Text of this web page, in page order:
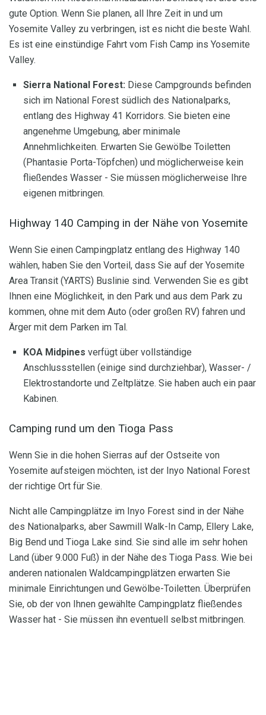
gute Option. Wenn Sie planen, all Ihre Zeit in und um
Yosemite Valley zu verbringen, ist es nicht die beste Wahl.
Es ist eine einstündige Fahrt vom Fish Camp ins Yosemite
Valley.
Sierra National Forest: Diese Campgrounds befinden
sich im National Forest südlich des Nationalparks,
entlang des Highway 41 Korridors. Sie bieten eine
angenehme Umgebung, aber minimale
Annehmlichkeiten. Erwarten Sie Gewölbe Toiletten
(Phantasie Porta-Töpfchen) und möglicherweise kein
fließendes Wasser - Sie müssen möglicherweise Ihre
eigenen mitbringen.
Highway 140 Camping in der Nähe von Yosemite
Wenn Sie einen Campingplatz entlang des Highway 140
wählen, haben Sie den Vorteil, dass Sie auf der Yosemite
Area Transit (YARTS) Buslinie sind. Verwenden Sie es gibt
Ihnen eine Möglichkeit, in den Park und aus dem Park zu
kommen, ohne mit dem Auto (oder großen RV) fahren und
Ärger mit dem Parken im Tal.
KOA Midpines verfügt über vollständige
Anschlussstellen (einige sind durchziehbar), Wasser- /
Elektrostandorte und Zeltplätze. Sie haben auch ein paar
Kabinen.
Camping rund um den Tioga Pass
Wenn Sie in die hohen Sierras auf der Ostseite von
Yosemite aufsteigen möchten, ist der Inyo National Forest
der richtige Ort für Sie.
Nicht alle Campingplätze im Inyo Forest sind in der Nähe
des Nationalparks, aber Sawmill Walk-In Camp, Ellery Lake,
Big Bend und Tioga Lake sind. Sie sind alle im sehr hohen
Land (über 9.000 Fuß) in der Nähe des Tioga Pass. Wie bei
anderen nationalen Waldcampingplätzen erwarten Sie
minimale Einrichtungen und Gewölbe-Toiletten. Überprüfen
Sie, ob der von Ihnen gewählte Campingplatz fließendes
Wasser hat - Sie müssen ihn eventuell selbst mitbringen.